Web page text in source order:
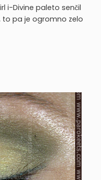
i-Divine paleto senčil
to pa je ogromno zelo